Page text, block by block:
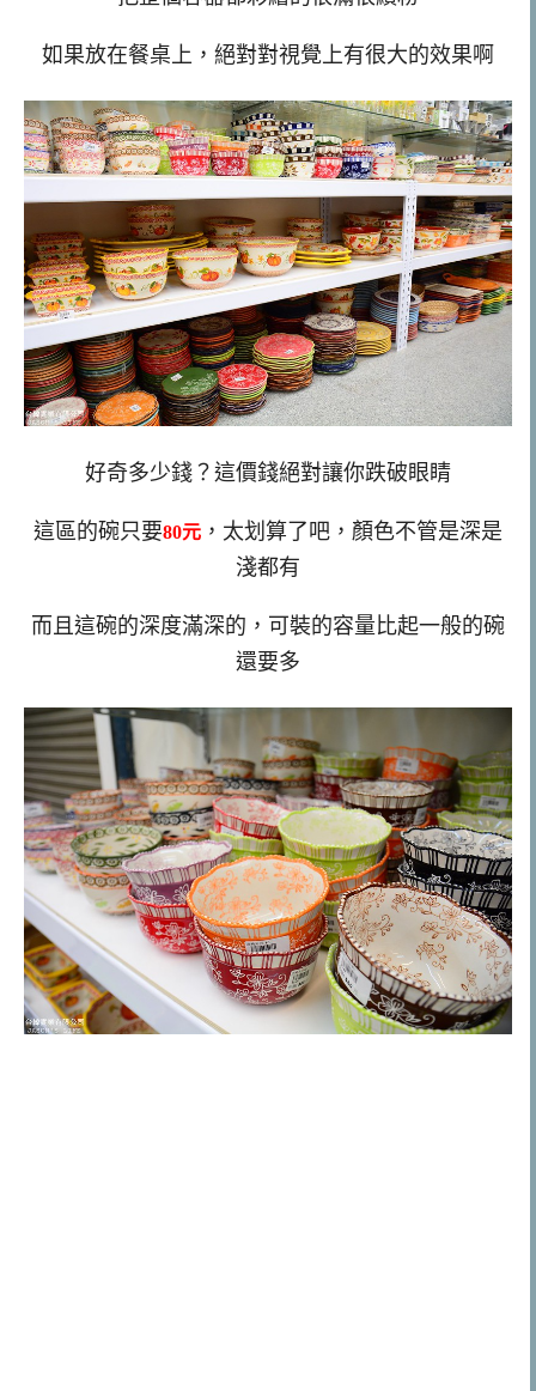
如果放在餐桌上，絕對對視覺上有很大的效果啊
好奇多少錢？這價錢絕對讓你跌破眼睛
這區的碗只要80元 ，太划算了吧，顏色不管是深是
淺都有
而且這碗的深度滿深的，可裝的容量比起一般的碗
還要多